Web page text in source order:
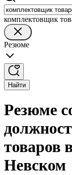
комплектовщик
Резюме
Найти
Резюме
товаров
Невском